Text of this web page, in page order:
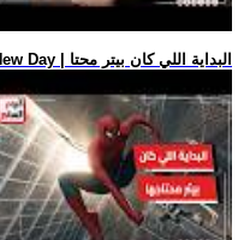
.. فيلم Spider-Man: Brand New Day | البداية اللي كان بيتر محتا